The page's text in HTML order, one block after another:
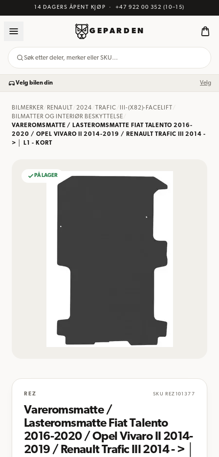
14 DAGERS ÅPENT KJØP · +47 922 00 352 (10–15)
GEPARDEN
Søk etter deler, merker eller SKU…
Velg bilen din Velg
BILMERKER/ RENAULT /2024 TRAFIC III-(X82)-FACELIFT
BILMATTER OG INTERIØR BESKYTTELSE
VAREROMSMATTE / LASTEROMSMATTE FIAT TALENTO 2016-
2020 / OPEL VIVARO II 2014-2019 / RENAULT TRAFIC III 2014 -
> │ L1 - KORT
PÅ LAGER
REZ SKU REZ101377
Vareromsmatte /
Lasteromsmatte Fiat Talento
2016-2020 / Opel Vivaro II 2014-
2019 / Renault Trafic III 2014 - > │